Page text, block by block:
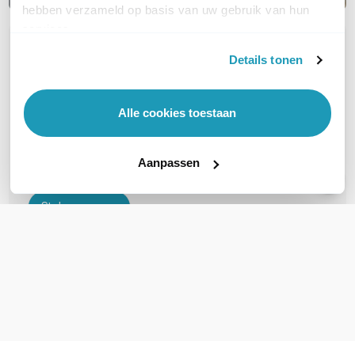
hebben verzameld op basis van uw gebruik van hun
Details tonen
Alle cookies toestaan
Aanpassen
Passen deze oorkussens ook op jabra
Stel een vraag